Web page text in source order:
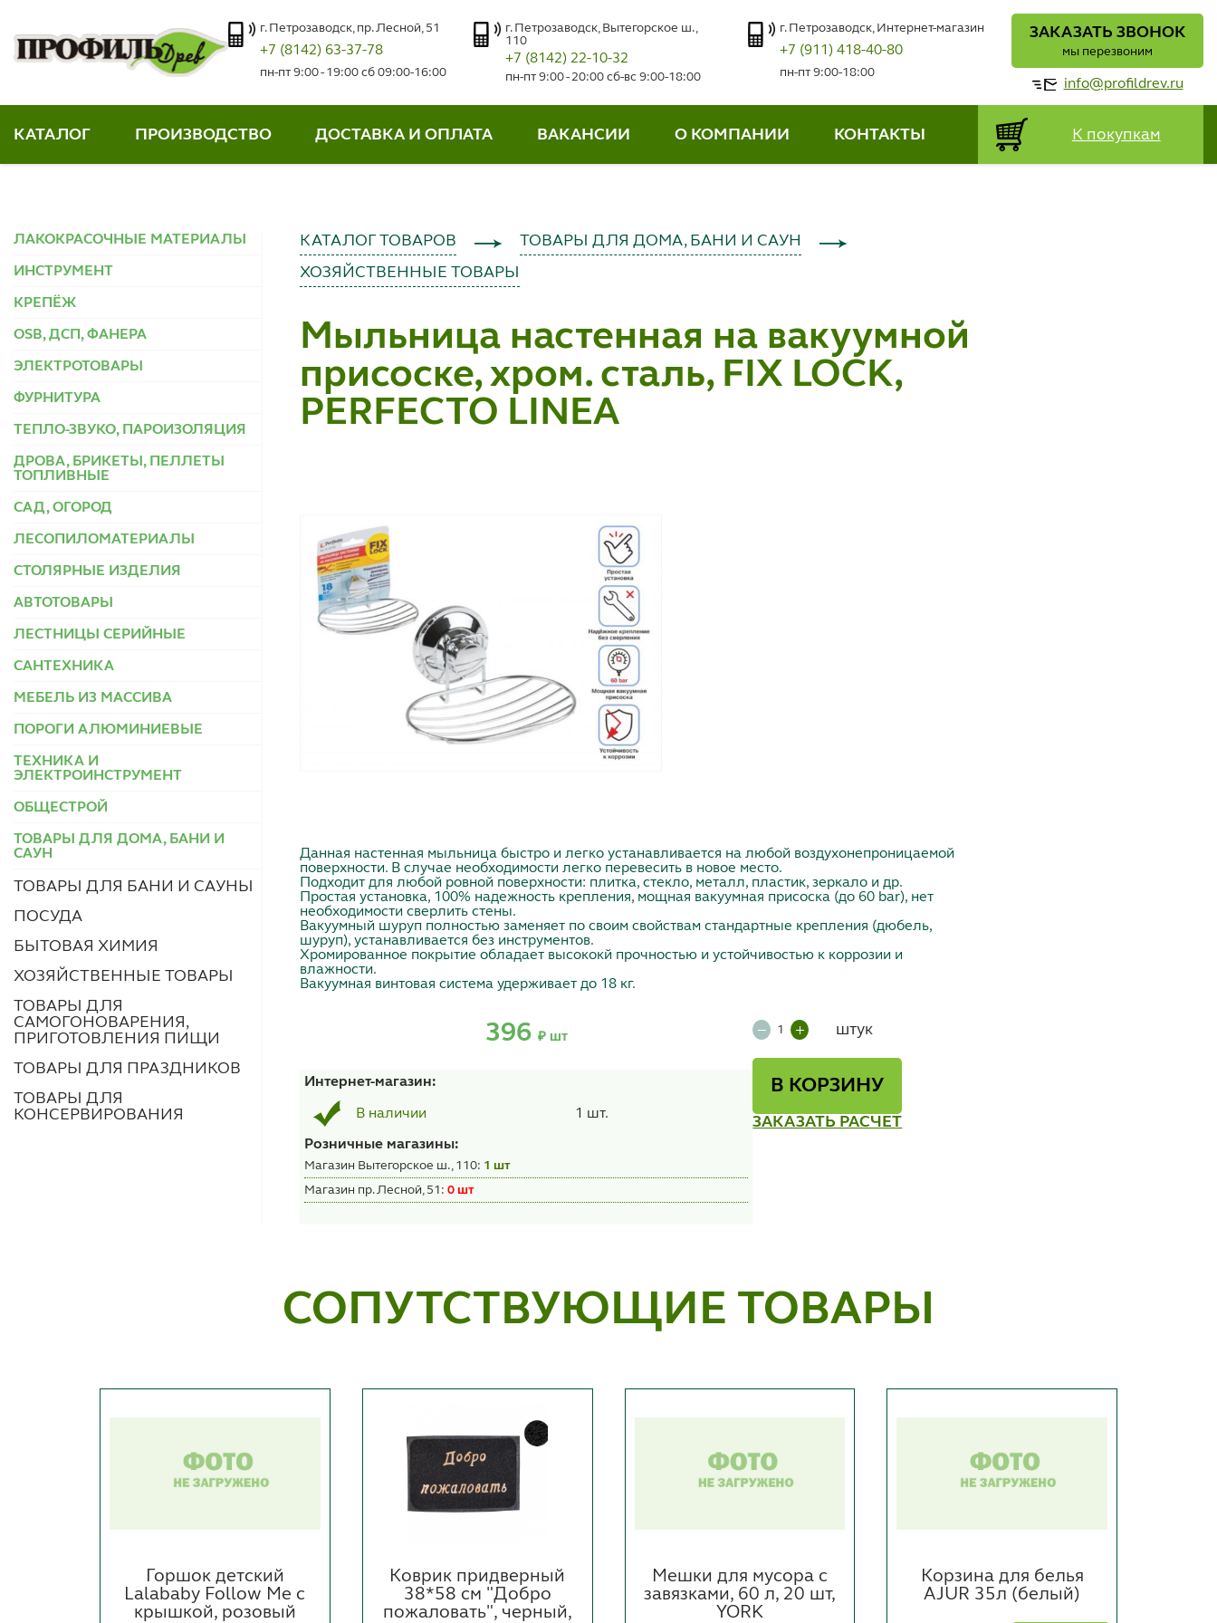
г. Петрозаводск, пр. Лесной, 51
+7 (8142) 63-37-78
пн-пт 9:00 - 19:00 сб 09:00-16:00
г. Петрозаводск, Вытегорское ш.,
110
+7 (8142) 22-10-32
пн-пт 9:00 - 20:00 сб-вс 9:00-18:00
г. Петрозаводск, Интернет-магазин
+7 (911) 418-40-80
пн-пт 9:00-18:00
ЗАКАЗАТЬ ЗВОНОК
мы перезвоним
info@profildrev.ru
КАТАЛОГ ПРОИЗВОДСТВО ДОСТАВКА И ОПЛАТА ВАКАНСИИ О КОМПАНИИ КОНТАКТЫ К покупкам
ЛАКОКРАСОЧНЫЕ МАТЕРИАЛЫ
ИНСТРУМЕНТ
КРЕПЁЖ
OSB, ДСП, ФАНЕРА
ЭЛЕКТРОТОВАРЫ
ФУРНИТУРА
ТЕПЛО-ЗВУКО, ПАРОИЗОЛЯЦИЯ
ДРОВА, БРИКЕТЫ, ПЕЛЛЕТЫ
ТОПЛИВНЫЕ
САД, ОГОРОД
ЛЕСОПИЛОМАТЕРИАЛЫ
СТОЛЯРНЫЕ ИЗДЕЛИЯ
АВТОТОВАРЫ
ЛЕСТНИЦЫ СЕРИЙНЫЕ
САНТЕХНИКА
МЕБЕЛЬ ИЗ МАССИВА
ПОРОГИ АЛЮМИНИЕВЫЕ
ТЕХНИКА И
ЭЛЕКТРОИНСТРУМЕНТ
ОБЩЕСТРОЙ
ТОВАРЫ ДЛЯ ДОМА, БАНИ И
САУН
ТОВАРЫ ДЛЯ БАНИ И САУНЫ
ПОСУДА
БЫТОВАЯ ХИМИЯ
ХОЗЯЙСТВЕННЫЕ ТОВАРЫ
ТОВАРЫ ДЛЯ
САМОГОНОВАРЕНИЯ,
ПРИГОТОВЛЕНИЯ ПИЩИ
ТОВАРЫ ДЛЯ ПРАЗДНИКОВ
ТОВАРЫ ДЛЯ
КОНСЕРВИРОВАНИЯ
КАТАЛОГ ТОВАРОВ
ТОВАРЫ ДЛЯ ДОМА, БАНИ И САУН
ХОЗЯЙСТВЕННЫЕ ТОВАРЫ
Мыльница настенная на вакуумной
присоске, хром. сталь, FIX LOCK,
PERFECTO LINEA
Данная настенная мыльница быстро и легко устанавливается на любой воздухонепроницаемой
поверхности. В случае необходимости легко перевесить в новое место.
Подходит для любой ровной поверхности: плитка, стекло, металл, пластик, зеркало и др.
Простая установка, 100% надежность крепления, мощная вакуумная присоска (до 60 bar), нет
необходимости сверлить стены.
Вакуумный шуруп полностью заменяет по своим свойствам стандартные крепления (дюбель,
шуруп), устанавливается без инструментов.
Хромированное покрытие обладает высококй прочностью и устойчивостью к коррозии и
влажности.
Вакуумная винтовая система удерживает до 18 кг.
396 ₽ шт
Интернет-магазин:
В наличии 1 шт.
Розничные магазины:
Магазин Вытегорское ш., 110: 1 шт
Магазин пр. Лесной, 51:0 шт
штук
В КОРЗИНУ
ЗАКАЗАТЬ РАСЧЕТ
СОПУТСТВУЮЩИЕ ТОВАРЫ
Горшок детский
Lalababy Follow Me с
крышкой, розовый
Коврик придверный
38*58 см "Добро
пожаловать", черный,
Мешки для мусора с
завязками, 60 л, 20 шт,
YORK
Корзина для белья
AJUR 35л (белый)